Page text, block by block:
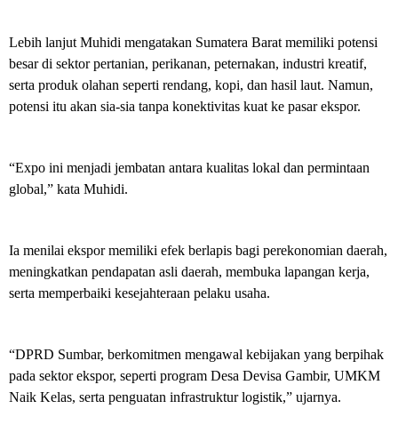
t
a
n
P
r
u
U
u
l
a
Lebih lanjut Muhidi mengatakan Sumatera Barat memiliki potensi
besar di sektor pertanian, perikanan, peternakan, industri kreatif,
serta produk olahan seperti rendang, kopi, dan hasil laut. Namun,
potensi itu akan sia-sia tanpa konektivitas kuat ke pasar ekspor.
“Expo ini menjadi jembatan antara kualitas lokal dan permintaan
global,” kata Muhidi.
Ia menilai ekspor memiliki efek berlapis bagi perekonomian daerah,
meningkatkan pendapatan asli daerah, membuka lapangan kerja,
serta memperbaiki kesejahteraan pelaku usaha.
“DPRD Sumbar, berkomitmen mengawal kebijakan yang berpihak
pada sektor ekspor, seperti program Desa Devisa Gambir, UMKM
Naik Kelas, serta penguatan infrastruktur logistik,” ujarnya.